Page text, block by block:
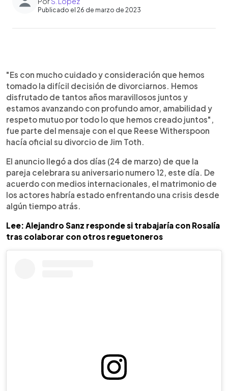
Publicado el 26 de marzo de 2023
Escuchar artículo
"Es con mucho cuidado y consideración que hemos
tomado la difícil decisión de divorciarnos. Hemos
disfrutado de tantos años maravillosos juntos y
estamos avanzando con profundo amor, amabilidad y
respeto mutuo por todo lo que hemos creado juntos",
fue parte del mensaje con el que Reese Witherspoon
hacía oficial su divorcio de Jim Toth.
El anuncio llegó a dos días (24 de marzo) de que la
pareja celebrara su aniversario numero 12, este día. De
acuerdo con medios internacionales, el matrimonio de
los actores habría estado enfrentando una crisis desde
algún tiempo atrás.
Lee: Alejandro Sanz responde si trabajaría con Rosalía
tras colaborar con otros reguetoneros